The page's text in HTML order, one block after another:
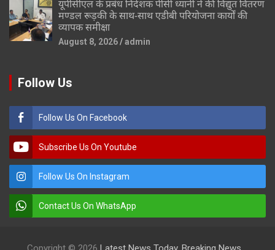
यूपीसीएल के प्रबंध निदेशक पीसी ध्यानी ने की विद्युत वितरण
मण्डल रूड़की के साथ-साथ एडीबी परियोजना कार्यों की
व्यापक समीक्षा
August 8, 2026 admin
Follow Us
Follow Us On Facebook
Subscribe Us On Youtube
Follow Us On Instagram
Contact Us On WhatsApp